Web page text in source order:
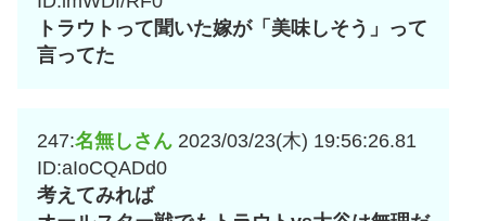
トラウトって聞いた嫁が「美味しそう」って
言ってた
247:名無しさん 2023/03/23(木) 19:56:26.81
ID:aIoCQADd0
考えてみれば